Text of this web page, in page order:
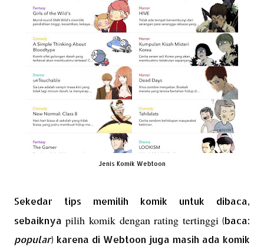
Jenis Komik Webtoon
Sekedar tips memilih komik untuk dibaca,
sebaiknya pilih komik dengan rating tertinggi (baca:
popular) karena di Webtoon juga masih ada komik